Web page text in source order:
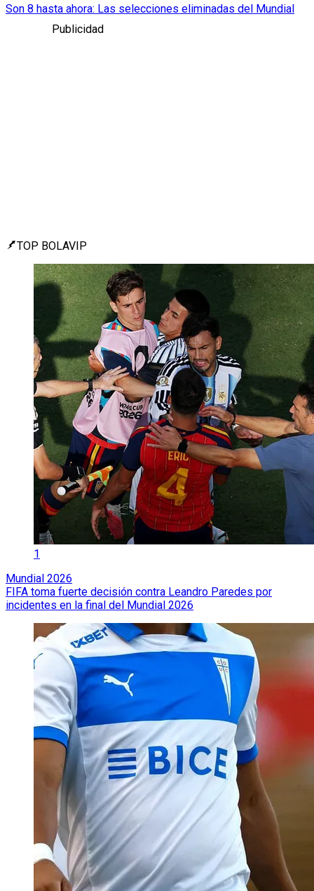
Son 8 hasta ahora: Las selecciones eliminadas del Mundial
Publicidad
TOP BOLAVIP
1
Mundial 2026
FIFA toma fuerte decisión contra Leandro Paredes por
incidentes en la final del Mundial 2026